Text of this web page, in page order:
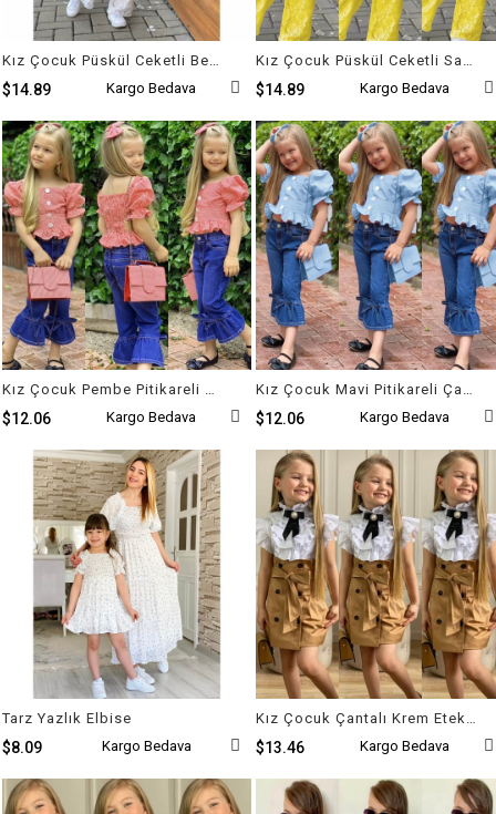
Kız Çocuk Püskül Ceketli Beyaz Tulum Takımı
$14.89 Kargo Bedava
Kız Çocuk Püskül Ceketli Sarı Tulum Takımı
$14.89 Kargo Bedava
Kız Çocuk Pembe Pitikareli Çantalı Takım
$12.06 Kargo Bedava
Kız Çocuk Mavi Pitikareli Çantalı Takım
$12.06 Kargo Bedava
Tarz Yazlık Elbise
$8.09 Kargo Bedava
Kız Çocuk Çantalı Krem Etekli Takım
$13.46 Kargo Bedava